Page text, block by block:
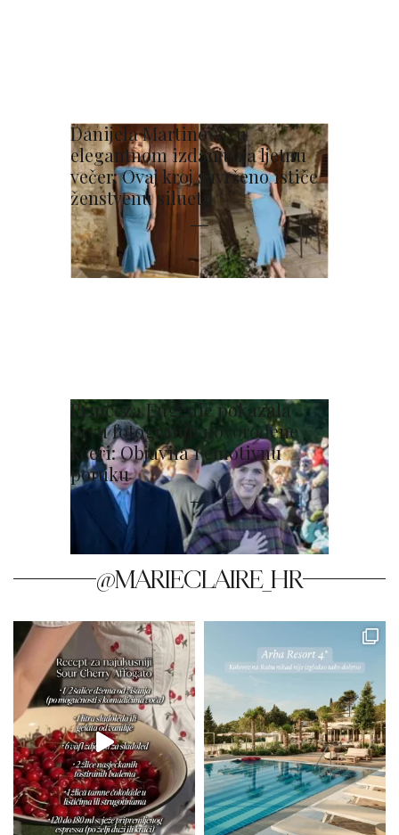
Danijela Martinović u
elegantnom izdanju za ljetnu
večer: Ovaj kroj savršeno ističe
ženstvenu siluetu
Princeza Eugenie pokazala
prvu fotografiju novorođene
kćeri: Objavila i emotivnu
poruku
@MARIECLAIRE_HR